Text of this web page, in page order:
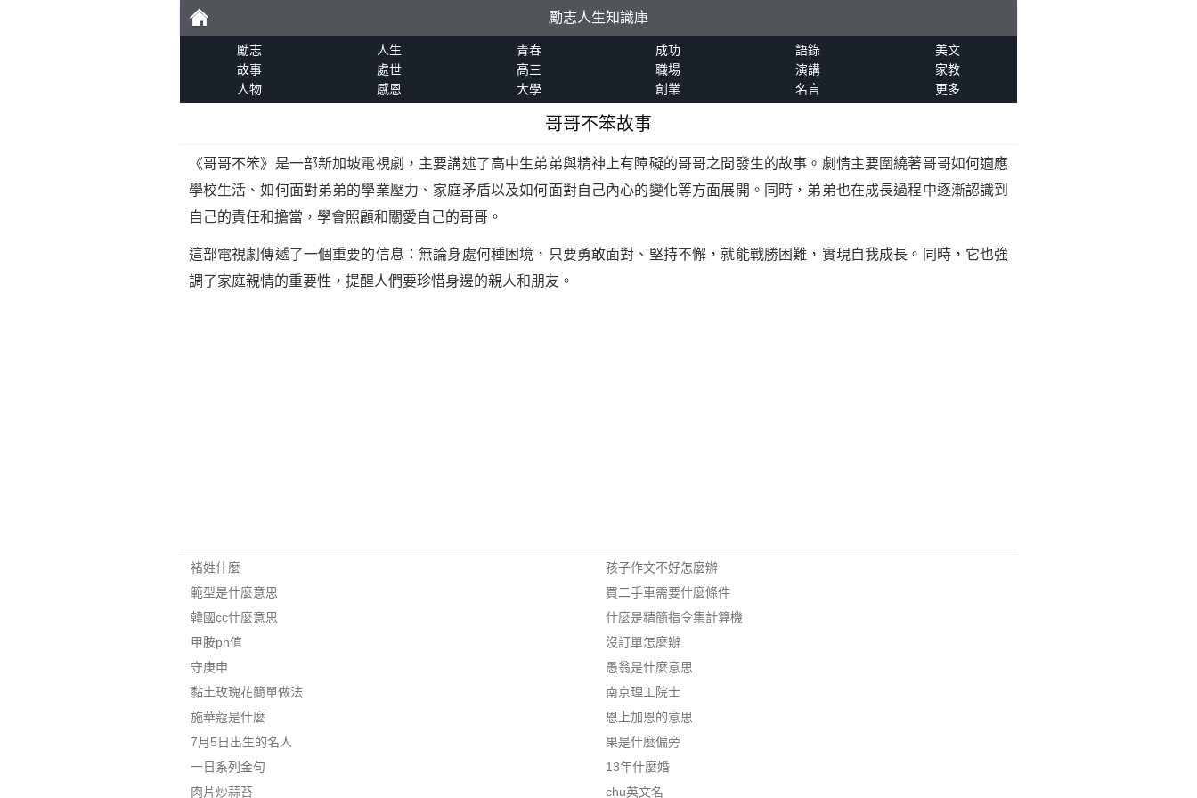
勵
勵志人生知識庫
勵志 人生 青春 成功 語錄
美文
故事
處世 高三 職場 演講
家教
人物
感恩 大學 創業 名言 更多
哥哥不笨故事
《哥哥不笨》是一部新加坡電視劇，主要講述了高中生弟弟與精神上有障礙的哥哥之間發生的故事。劇情主要圍繞著哥哥如何適應
學校生活、如何面對弟弟的學業壓力、家庭矛盾以及如何面對自己內心的變化等方面展開。同時，弟弟也在成長過程中逐漸認識到
自己的責任和擔當，學會照顧和關愛自己的哥哥。
這部電視劇傳遞了一個重要的信息：無論身處何種困境，只要勇敢面對、堅持不懈，就能戰勝困難，實現自我成長。同時，它也強
調了家庭親情的重要性，提醒人們要珍惜身邊的親人和朋友。
褚姓什麼
範型是什麼意思
韓國cc什麼意思
甲胺ph值
守庚申
黏土玫瑰花簡單做法
施華蔻是什麼
7月5日出生的名人
一日系列金句
肉片炒蒜苔
孩子作文不好怎麼辦
買二手車需要什麼條件
什麼是精簡指令集計算機
沒訂單怎麼辦
愚翁是什麼意思
南京理工院士
恩上加恩的意思
果是什麼偏旁
13年什麼婚
chu英文名